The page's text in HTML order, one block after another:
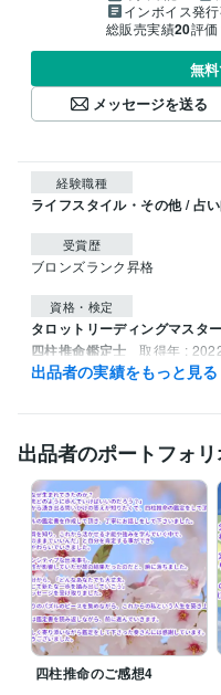
インボイス発
総販売実績20評価
無
メッセージを送る
経験職種
ライフスタイル・その他 / 占
受賞歴
ブロンズランク昇格
資格・検定
タロットリーディングマスター
四柱推命鑑定士 取得年 :
占い タロット鑑定
占い 四柱推命
出品者の実績をもっと見る
出品者のポートフォリ
四柱推命のご感想4